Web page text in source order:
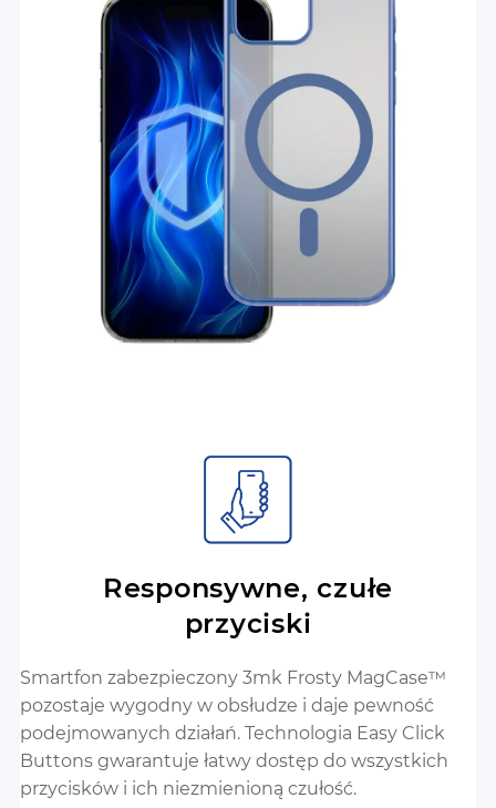
Responsywne, czułe
przyciski
Smartfon zabezpieczony 3mk Frosty MagCase™
pozostaje wygodny w obsłudze i daje pewność
podejmowanych działań. Technologia Easy Click
Buttons gwarantuje łatwy dostęp do wszystkich
przycisków i ich niezmienioną czułość.